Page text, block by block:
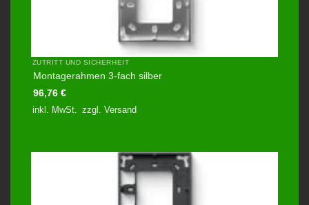
ZUTRITT UND SICHERHEIT
Montagerahmen 3-fach silber
96,76 €
inkl. MwSt. zzgl. Versand